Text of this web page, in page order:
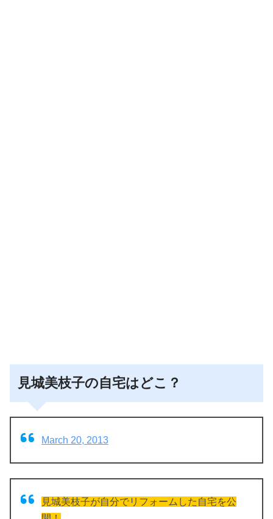
見城美枝子の自宅はどこ？
March 20, 2013
見城美枝子が自分でリフォームした自宅を公